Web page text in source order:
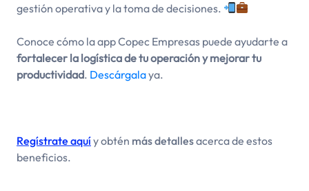
gestión operativa y la toma de decisiones.
Conoce cómo la app Copec Empresas puede ayudarte a
fortalecer la logística de tu operación y mejorar tu
productividad. Descárgalaya.
Regístrate aquíy obtén más detallesacerca de estos
beneficios.